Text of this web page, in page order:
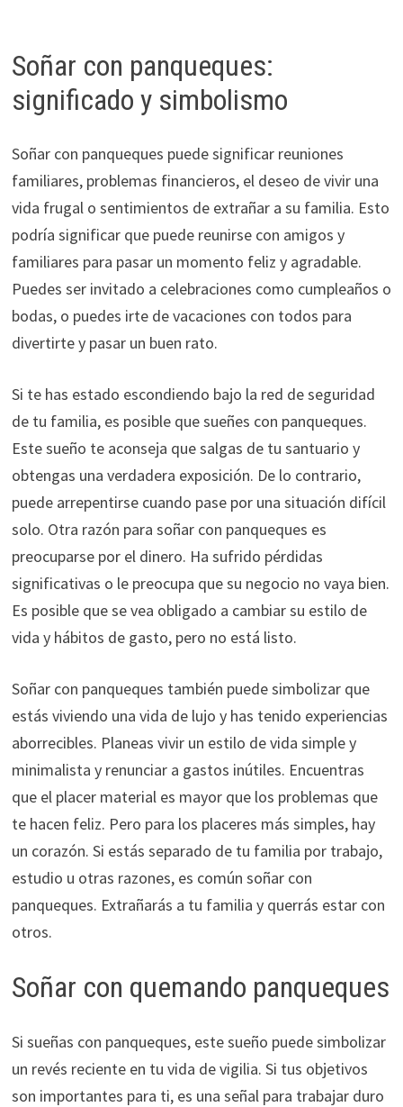
Soñar con panqueques:
significado y simbolismo
Soñar con panqueques puede significar reuniones
familiares, problemas financieros, el deseo de vivir una
vida frugal o sentimientos de extrañar a su familia. Esto
podría significar que puede reunirse con amigos y
familiares para pasar un momento feliz y agradable.
Puedes ser invitado a celebraciones como cumpleaños o
bodas, o puedes irte de vacaciones con todos para
divertirte y pasar un buen rato.
Si te has estado escondiendo bajo la red de seguridad
de tu familia, es posible que sueñes con panqueques.
Este sueño te aconseja que salgas de tu santuario y
obtengas una verdadera exposición. De lo contrario,
puede arrepentirse cuando pase por una situación difícil
solo. Otra razón para soñar con panqueques es
preocuparse por el dinero. Ha sufrido pérdidas
significativas o le preocupa que su negocio no vaya bien.
Es posible que se vea obligado a cambiar su estilo de
vida y hábitos de gasto, pero no está listo.
Soñar con panqueques también puede simbolizar que
estás viviendo una vida de lujo y has tenido experiencias
aborrecibles. Planeas vivir un estilo de vida simple y
minimalista y renunciar a gastos inútiles. Encuentras
que el placer material es mayor que los problemas que
te hacen feliz. Pero para los placeres más simples, hay
un corazón. Si estás separado de tu familia por trabajo,
estudio u otras razones, es común soñar con
panqueques. Extrañarás a tu familia y querrás estar con
otros.
Soñar con quemando panqueques
Si sueñas con panqueques, este sueño puede simbolizar
un revés reciente en tu vida de vigilia. Si tus objetivos
son importantes para ti, es una señal para trabajar duro